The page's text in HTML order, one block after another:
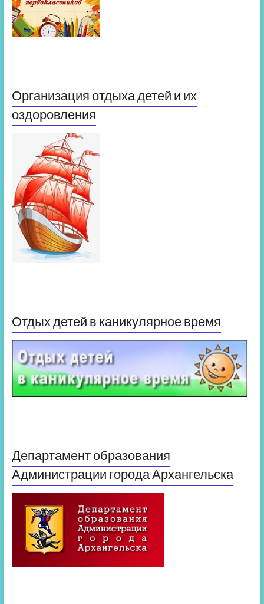
Организация отдыха детей и их
оздоровления
Отдых детей в каникулярное время
Департамент образования
Администрации города Архангельска